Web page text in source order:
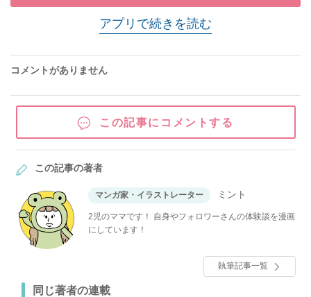
アプリで続きを読む
コメントがありません
この記事にコメントする
この記事の著者
マンガ家・イラストレーター ミント
2児のママです！ 自身やフォロワーさんの体験談を漫画
にしています！
執筆記事一覧
同じ著者の連載